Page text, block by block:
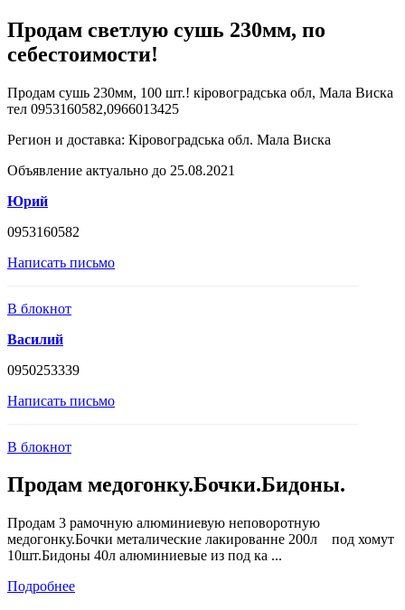
Продам светлую сушь 230мм, по
себестоимости!
Продам сушь 230мм, 100 шт.! кіровоградська обл, Мала Виска
тел 0953160582,0966013425
Регион и доставка: Кіровоградська обл. Мала Виска
Объявление актуально до 25.08.2021
Юрий
0953160582
Написать письмо
В блокнот
Василий
0950253339
Написать письмо
В блокнот
Продам медогонку.Бочки.Бидоны.
Продам 3 рамочную алюминиевую неповоротную
медогонку.Бочки металические лакированне 200л под хомут
10шт.Бидоны 40л алюминиевые из под ка ...
Подробнее